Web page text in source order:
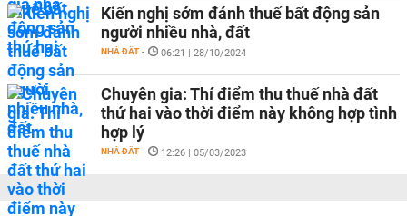
Kiến nghị sớm đánh thuế bất động sản
người nhiều nhà, đất
NHÀ ĐẤT - 06:21 | 28/10/2024
Chuyên gia: Thí điểm thu thuế nhà đất
thứ hai vào thời điểm này không hợp tình
hợp lý
NHÀ ĐẤT - 12:26 | 05/03/2023